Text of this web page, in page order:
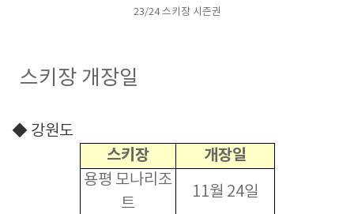
23/24 스키장 시즌권
스키장 개장일
◆ 강원도
스키장 개장일
용평 모나리조
트
11월 24일